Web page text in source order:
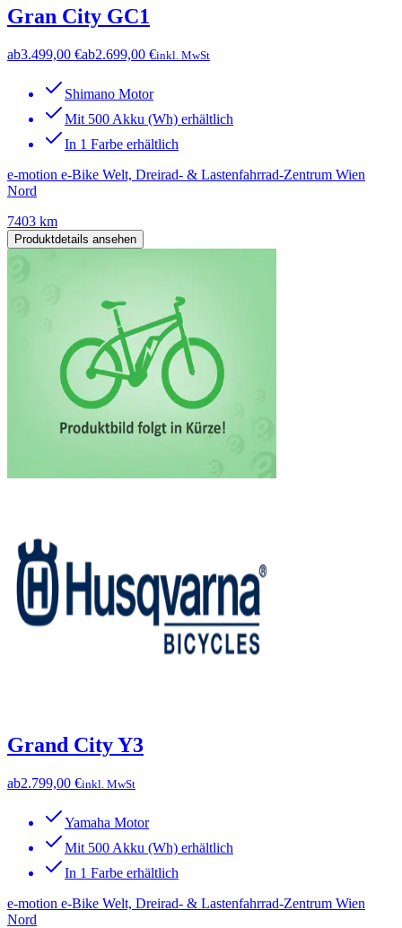
Gran City GC1
ab3.499,00 €ab2.699,00 €inkl. MwSt
Shimano Motor
Mit 500 Akku (Wh) erhältlich
In 1 Farbe erhältlich
e-motion e-Bike Welt, Dreirad- & Lastenfahrrad-Zentrum Wien
Nord
7403 km
Produktdetails ansehen
Grand City Y3
ab2.799,00 €inkl. MwSt
Yamaha Motor
Mit 500 Akku (Wh) erhältlich
In 1 Farbe erhältlich
e-motion e-Bike Welt, Dreirad- & Lastenfahrrad-Zentrum Wien
Nord